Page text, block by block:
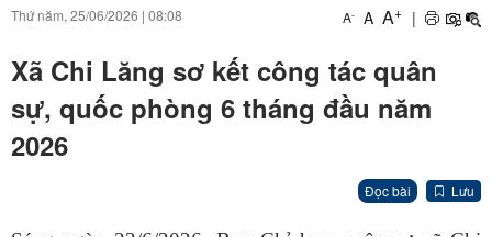
Thứ năm, 25/06/2026 | 08:08 A- A A+ |
Xã Chi Lăng sơ kết công tác quân
sự, quốc phòng 6 tháng đầu năm
2026
Đọc bài Lưu